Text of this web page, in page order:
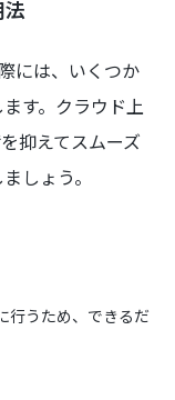
には、いくつか
す。クラウド上
抑えてスムーズ
しょう。
行うため、できるだ